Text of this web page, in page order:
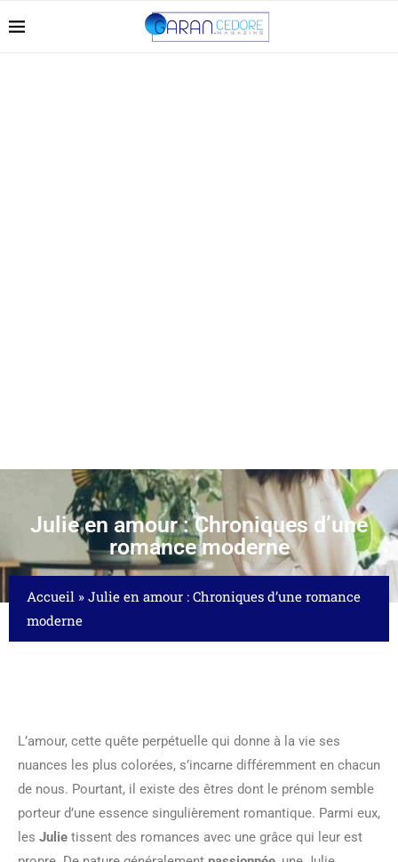
Julie en amour : Chroniques d’une
romance moderne
Accueil » Julie en amour : Chroniques d’une romance
moderne
L’amour, cette quête perpétuelle qui donne à la vie ses
nuances les plus colorées, s’incarne différemment en chacun
de nous. Pourtant, il existe des êtres dont le prénom semble
porteur d’une essence singulièrement romantique. Parmi eux,
les Julie tissent des romances avec une grâce qui leur est